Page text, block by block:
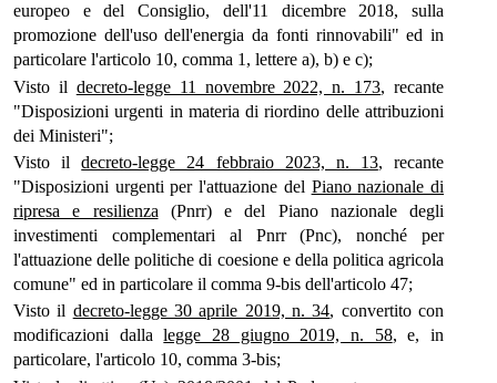
europeo e del Consiglio, dell'11 dicembre 2018, sulla
promozione dell'uso dell'energia da fonti rinnovabili" ed in
particolare l'articolo 10, comma 1, lettere a), b) e c);
Visto il decreto-legge 11 novembre 2022, n. 173, recante
"Disposizioni urgenti in materia di riordino delle attribuzioni
dei Ministeri";
Visto ildecreto-legge 24 febbraio 2023, n. 13, recante
"Disposizioni urgenti per l'attuazione del Piano nazionale di
ripresa e resilienza (Pnrr) e del Piano nazionale degli
investimenti complementari al Pnrr (Pnc), nonché per
l'attuazione delle politiche di coesione e della politica agricola
comune" ed in particolare il comma 9-bis dell'articolo 47;
Visto il decreto-legge 30 aprile 2019, n. 34, convertito con
modificazioni dallalegge 28 giugno 2019, n. 58, e, in
particolare, l'articolo 10, comma 3-bis;